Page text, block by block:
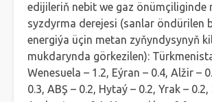
edijileriň nebit we gaz önümçiliginde
syzdyrma derejesi (sanlar öndürilen
energiýa üçin metan zyňyndysynyň
mukdarynda görkezilen):
Wenesuela – 1.2, Eýran – 0.4, Alžir –
0.3, ABŞ – 0.2, Hytaý – 0.2, Yrak – 0.2,